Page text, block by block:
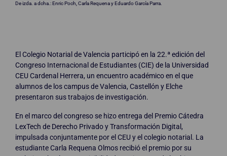
De izda. a dcha.: Enric Poch, Carla Requena y Eduardo García Parra.
El Colegio Notarial de Valencia participó en la 22.ª edición del
Congreso Internacional de Estudiantes (CIE) de la Universidad
CEU Cardenal Herrera, un encuentro académico en el que
alumnos de los campus de Valencia, Castellón y Elche
presentaron sus trabajos de investigación.
En el marco del congreso se hizo entrega del Premio Cátedra
LexTech de Derecho Privado y Transformación Digital,
impulsada conjuntamente por el CEU y el colegio notarial. La
estudiante Carla Requena Olmos recibió el premio por su